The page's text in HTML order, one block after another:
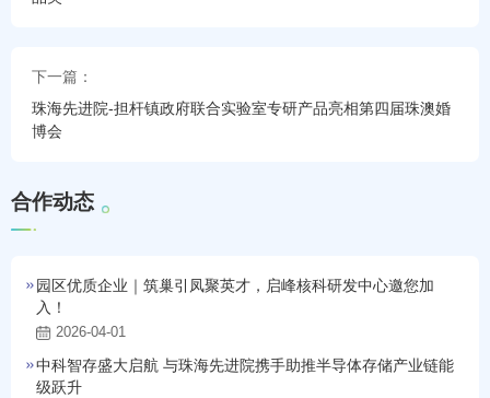
下一篇：
珠海先进院-担杆镇政府联合实验室专研产品亮相第四届珠澳婚
博会
合作动态
园区优质企业｜筑巢引凤聚英才，启峰核科研发中心邀您加
入！
2026-04-01
中科智存盛大启航 与珠海先进院携手助推半导体存储产业链能
级跃升